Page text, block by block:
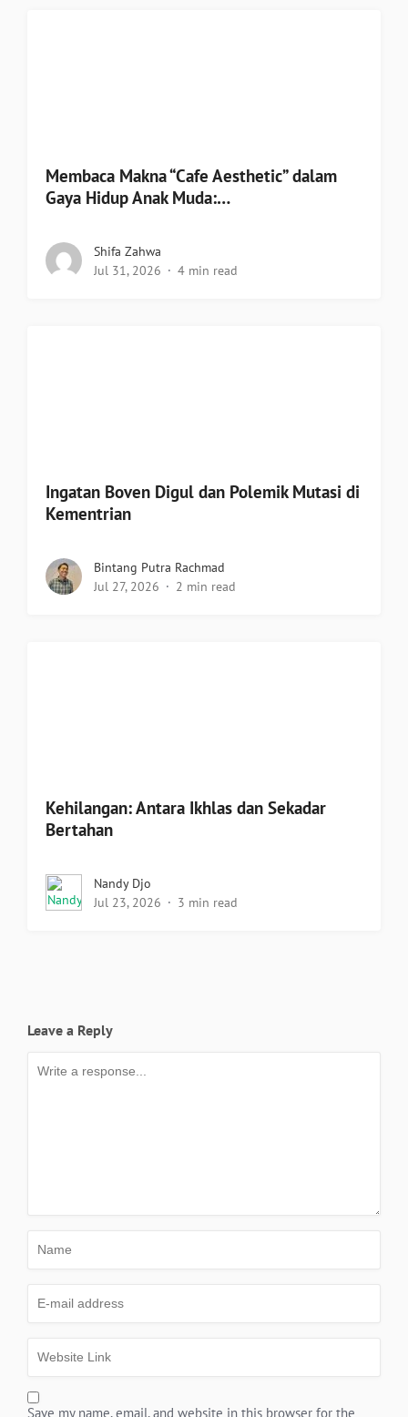
Membaca Makna “Cafe Aesthetic” dalam
Gaya Hidup Anak Muda:…
Shifa Zahwa
Jul 31, 2026
4 min read
Ingatan Boven Digul dan Polemik Mutasi di
Kementrian
Bintang Putra Rachmad
Jul 27, 2026
2 min read
Kehilangan: Antara Ikhlas dan Sekadar
Bertahan
Nandy Djo
Jul 23, 2026
3 min read
Leave a Reply
Save my name, email, and website in this browser for the